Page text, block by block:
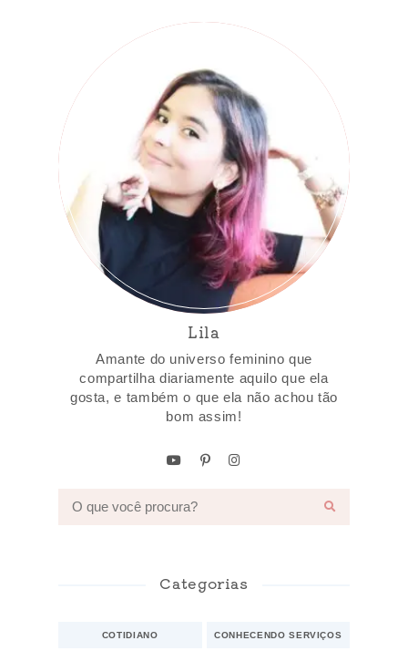
Lila
Amante do universo feminino que
compartilha diariamente aquilo que ela
gosta, e também o que ela não achou tão
bom assim!
Categorias
COTIDIANO CONHECENDO SERVIÇOS